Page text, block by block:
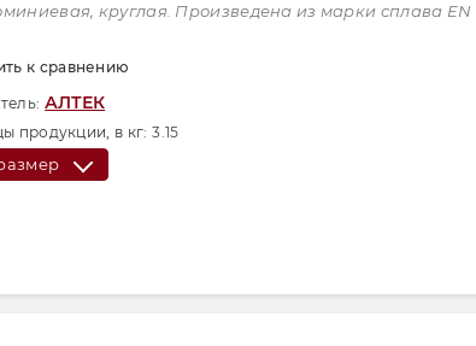
круглая. Произведена из марки сплава EN
к сравнению
АЛТЕК
продукции, в кг: 3.15